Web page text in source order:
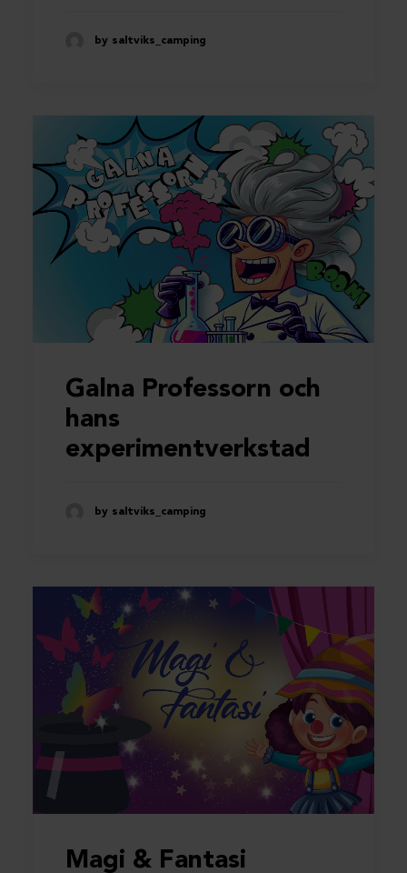
by saltviks_camping
Galna Professorn och
hans
experimentverkstad
by saltviks_camping
Magi & Fantasi